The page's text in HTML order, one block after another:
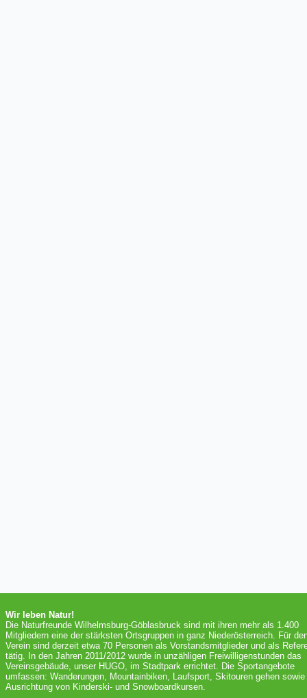
Wir leben Natur!
Die Naturfreunde Wilhelmsburg-Göblasbruck sind mit ihren mehr als 1.400
Mitgliedern eine der stärksten Ortsgruppen in ganz Niederösterreich. Für
Verein sind derzeit etwa 70 Personen als Vorstandsmitglieder und als
tätig. In den Jahren 2011/2012 wurde in unzähligen Freiwilligenstunden das
Vereinsgebäude, unser HUGO, im Stadtpark errichtet. Die Sportangebote
umfassen: Wanderungen, Mountainbiken, Laufsport, Skitouren gehen sowie
Ausrichtung von Kinderski- und Snowboardkursen.